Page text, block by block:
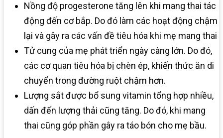
Nồng độ progesterone tăng lên khi mang thai tác
động đến cơ bắp. Do đó làm các hoạt động chậm
lại và gây ra các vấn đề tiêu hóa khi mẹ mang thai
Tử cung của mẹ phát triển ngày càng lớn. Do đó,
các cơ quan tiêu hóa bị chèn ép, khiến thức ăn di
chuyển trong đường ruột chậm hơn.
Lượng sắt được bổ sung vitamin tổng hợp nhiều,
dấn đến lượng thải cũng tăng. Do đó, khi mang
thai cũng góp phần gây ra táo bón cho mẹ bầu.